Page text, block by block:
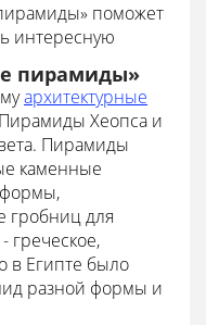
поможет
интересную
пирамиды»
архитектурные
Хеопса и
Пирамиды
каменные
гробниц для
греческое,
в Египте было
разной формы и